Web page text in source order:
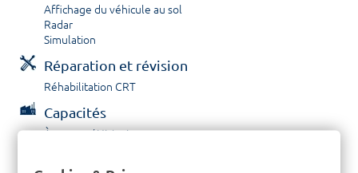
Affichage du véhicule au sol
Radar
Simulation
Réparation et révision
Réhabilitation CRT
Capacités
À propos / Historique